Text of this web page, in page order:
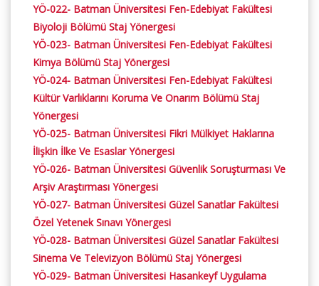
YÖ-022- Batman Üniversitesi Fen-Edebiyat Fakültesi
Biyoloji Bölümü Staj Yönergesi
YÖ-023- Batman Üniversitesi Fen-Edebiyat Fakültesi
Kimya Bölümü Staj Yönergesi
YÖ-024- Batman Üniversitesi Fen-Edebiyat Fakültesi
Kültür Varlıklarını Koruma Ve Onarım Bölümü Staj
Yönergesi
YÖ-025- Batman Üniversitesi Fikri Mülkiyet Haklarına
İlişkin İlke Ve Esaslar Yönergesi
YÖ-026- Batman Üniversitesi Güvenlik Soruşturması Ve
Arşiv Araştırması Yönergesi
YÖ-027- Batman Üniversitesi Güzel Sanatlar Fakültesi
Özel Yetenek Sınavı Yönergesi
YÖ-028- Batman Üniversitesi Güzel Sanatlar Fakültesi
Sinema Ve Televizyon Bölümü Staj Yönergesi
YÖ-029- Batman Üniversitesi Hasankeyf Uygulama